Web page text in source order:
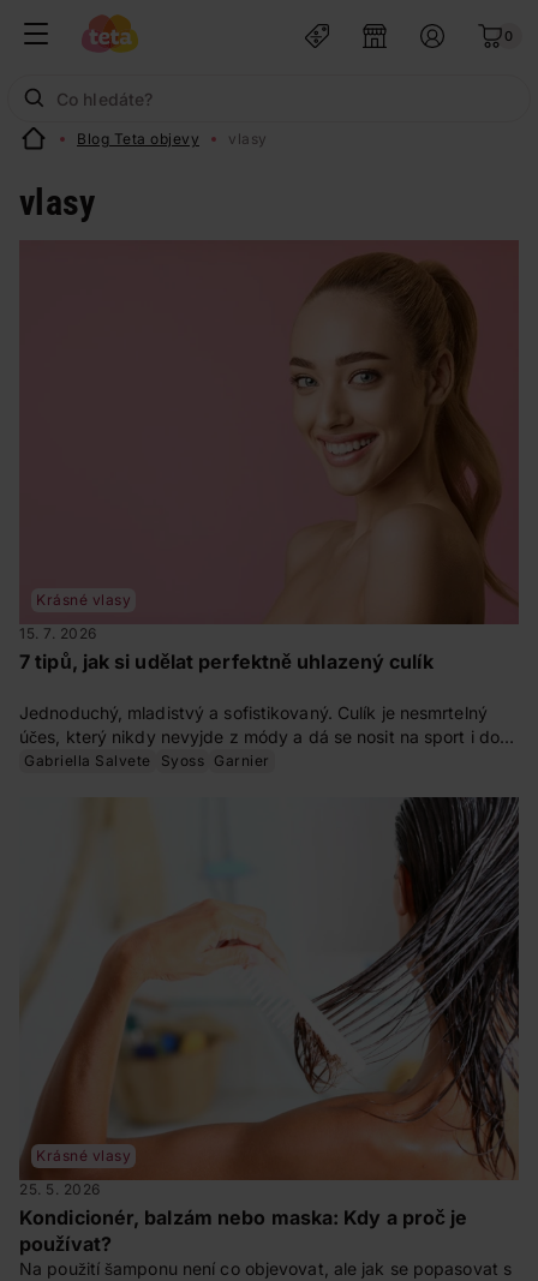
0
Blog Teta objevy vlasy
vlasy
Krásné vlasy
15. 7. 2026
7 tipů, jak si udělat perfektně uhlazený culík
Jednoduchý, mladistvý a sofistikovaný. Culík je nesmrtelný
účes, který nikdy nevyjde z módy a dá se nosit na sport i do
společnosti. Víte, jak si učesat perfektní uhlazený culík?
Gabriella Salvete Syoss Garnier
Krásné vlasy
25. 5. 2026
Kondicionér, balzám nebo maska: Kdy a proč je
používat?
Na použití šamponu není co objevovat, ale jak se popasovat s